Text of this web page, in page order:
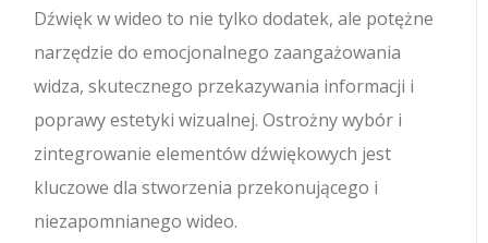
Dźwięk w wideo to nie tylko dodatek, ale potężne
narzędzie do emocjonalnego zaangażowania
widza, skutecznego przekazywania informacji i
poprawy estetyki wizualnej. Ostrożny wybór i
zintegrowanie elementów dźwiękowych jest
kluczowe dla stworzenia przekonującego i
niezapomnianego wideo.